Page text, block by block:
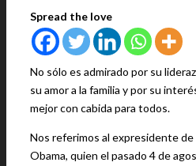
Spread the love
No sólo es admirado por su
su amor a la familia y por su
mejor con cabida para todos.
Nos referimos al expresidente
Obama, quien el pasado 4 de